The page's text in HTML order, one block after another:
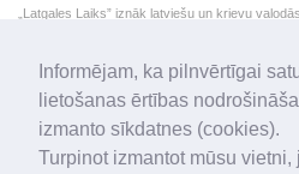
Informējam, ka pilnvērtīgai
lietošanas ērtības
izmanto sīkdatnes (cookies).
Turpinot izmantot mūsu vietni,
„Latgales Laiks” iznāk latviešu un krievu
„Latgales Laiks” latviešu valodā aptver
2026. gada 7. augusts
Piektdiena